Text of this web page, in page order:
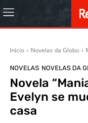
Início Novelas da Globo
NOVELAS NOVELAS DA
Novela
Evelyn se
casa